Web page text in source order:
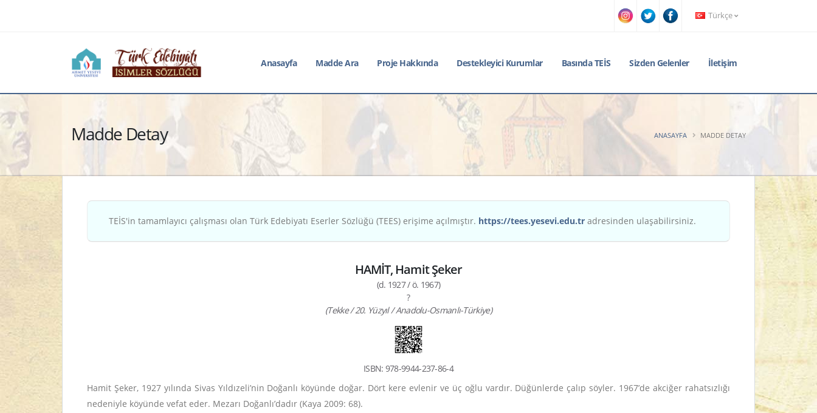
Türkçe
Anasayfa Madde Ara Proje Hakkında Destekleyici Kurumlar Basında TEİS Sizden Gelenler İletişim
Madde Detay ANASAYFA MADDE DETAY
TEİS'in tamamlayıcı çalışması olan Türk Edebiyatı Eserler Sözlüğü (TEES) erişime açılmıştır. https://tees.yesevi.edu.tr adresinden ulaşabilirsiniz.
HAMİT, Hamit Şeker
(d. 1927 / ö. 1967)
?
(Tekke / 20. Yüzyıl / Anadolu-Osmanlı-Türkiye)
ISBN: 978-9944-237-86-4
Hamit Şeker, 1927 yılında Sivas Yıldızeli’nin Doğanlı köyünde doğar. Dört kere evlenir ve üç oğlu vardır. Düğünlerde çalıp söyler. 1967’de akciğer rahatsızlığı
nedeniyle köyünde vefat eder. Mezarı Doğanlı’dadır (Kaya 2009: 68).